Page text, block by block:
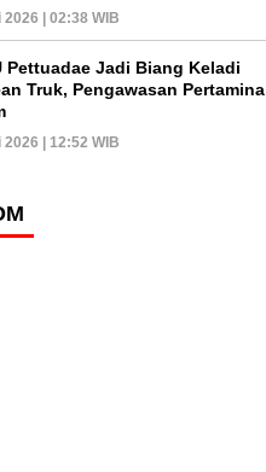
2026 | 02:38 WIB
Pettuadae Jadi Biang Keladi
Truk, Pengawasan Pertamina
2026 | 12:52 WIB